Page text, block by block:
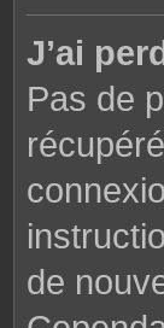
J’ai
Pas de
de